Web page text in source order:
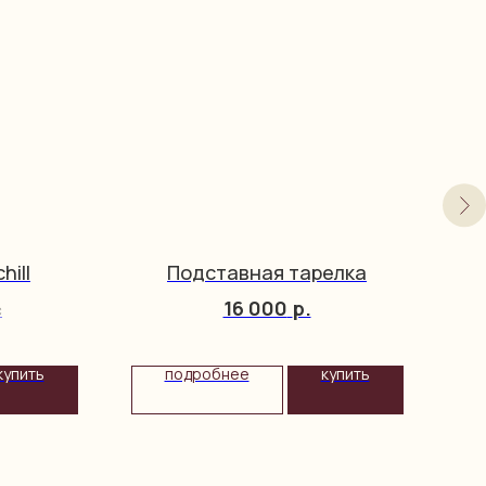
Подставная тарелка
16 000 р.
подробнее купить